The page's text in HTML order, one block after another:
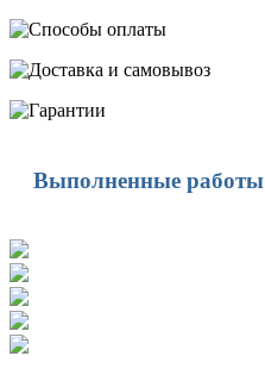
Выполненные работы